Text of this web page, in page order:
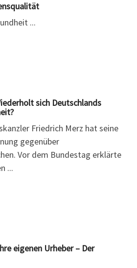
...
sich Deutschlands
Friedrich Merz hat seine
gegenüber
Vor dem Bundestag erklärte
...
eigenen Urheber – Der